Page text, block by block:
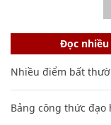
Đọc nhiều
Nhiều điểm bất
Bảng công thức